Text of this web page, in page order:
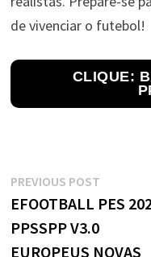
de vivenciar o futebol!
CLIQUE:
Navegação
de
Post
PREVIOUS POSTPrevious
post:
EFOOTBALL PES
PPSSPP V3.0
EUROPEUS NOVAS